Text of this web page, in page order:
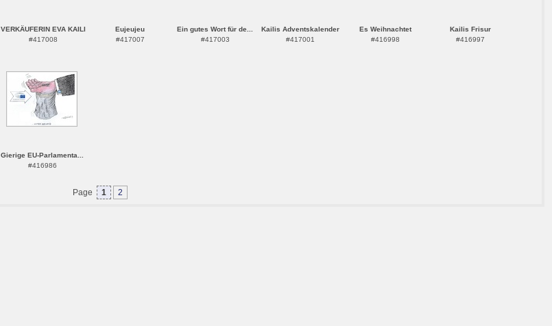
VERKÄUFERIN EVA KAILI
#417008
Eujeujeu
#417007
Ein gutes Wort für de...
#417003
Kailis Adventskalender
#417001
Es Weihnachtet
#416998
Kailis Frisur
#416997
Gierige EU-Parlamenta...
#416986
Page 1 2